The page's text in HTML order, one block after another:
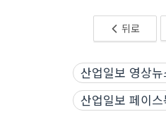
뒤로
산업일보 영상
산업일보 페이